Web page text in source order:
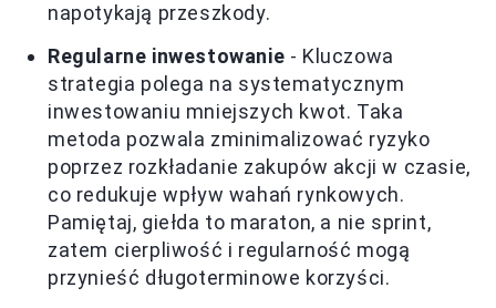
napotykają przeszkody.
Regularne inwestowanie - Kluczowa
strategia polega na systematycznym
inwestowaniu mniejszych kwot. Taka
metoda pozwala zminimalizować ryzyko
poprzez rozkładanie zakupów akcji w czasie,
co redukuje wpływ wahań rynkowych.
Pamiętaj, giełda to maraton, a nie sprint,
zatem cierpliwość i regularność mogą
przynieść długoterminowe korzyści.